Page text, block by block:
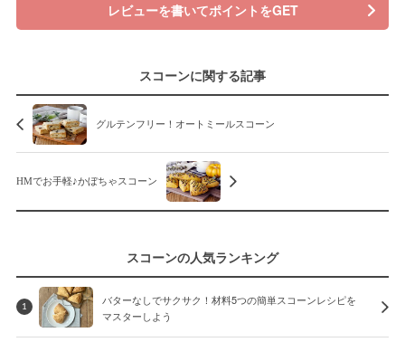
レビューを書いてポイントをGET
スコーンに関する記事
グルテンフリー！オートミールスコーン
HMでお手軽♪かぼちゃスコーン
スコーンの人気ランキング
1
バターなしでサクサク！材料5つの簡単スコーンレシピを
マスターしよう